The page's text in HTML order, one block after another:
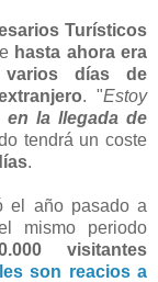
Turísticos
hasta ahora era
días de
. "Estoy
en la llegada de
tendrá un coste
.
el año pasado a
mismo periodo
visitantes
son reacios a